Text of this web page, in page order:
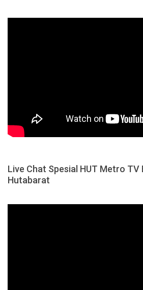
Live Chat Spesial HUT Metro TV
Hutabarat